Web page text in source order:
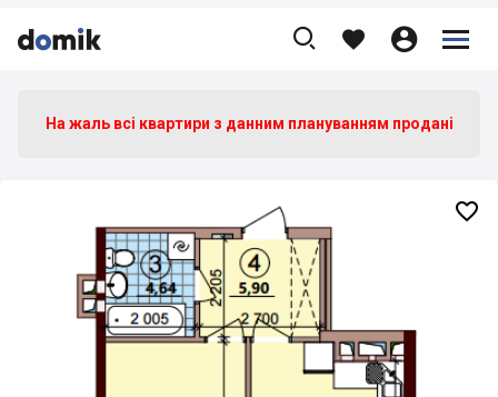


    


На жаль всі квартири з данним плануванням продані
